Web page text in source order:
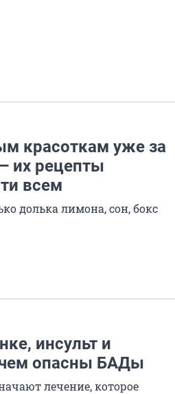
красоткам уже за
их рецепты
всем
долька лимона, сон, бокс
инсульт и
опасны БАДы
лечение, которое